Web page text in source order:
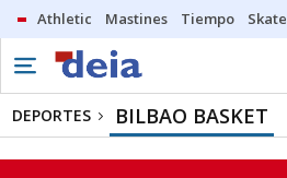
Athletic Mastines Tiempo Skate
DEPORTES BILBAO BASKET